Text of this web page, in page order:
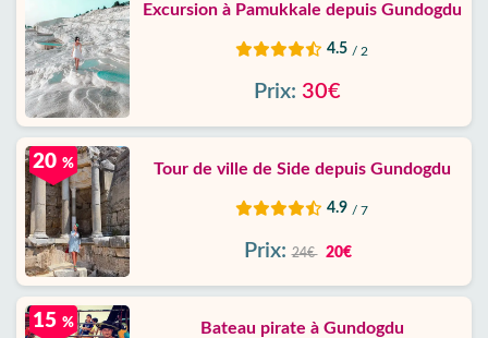
Excursion à Pamukkale depuis Gundogdu
4.5 / 2
Prix: 30€
Tour de ville de Side depuis Gundogdu
4.9 / 7
20 %
Prix: 24€ 20€
Bateau pirate à Gundogdu
15 %